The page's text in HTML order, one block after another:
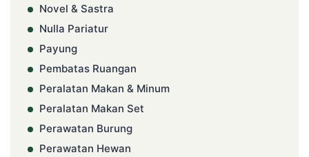
Novel & Sastra
Nulla Pariatur
Payung
Pembatas Ruangan
Peralatan Makan & Minum
Peralatan Makan Set
Perawatan Burung
Perawatan Hewan